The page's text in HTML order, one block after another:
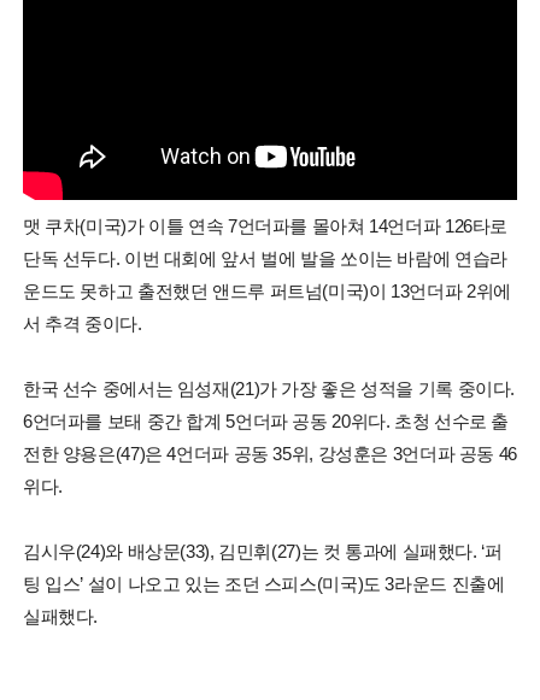
맷 쿠차(미국)가 이틀 연속 7언더파를 몰아쳐 14언더파 126타로
단독 선두다. 이번 대회에 앞서 벌에 발을 쏘이는 바람에 연습라
운드도 못하고 출전했던 앤드루 퍼트넘(미국)이 13언더파 2위에
서 추격 중이다.
한국 선수 중에서는 임성재(21)가 가장 좋은 성적을 기록 중이다.
6언더파를 보태 중간 합계 5언더파 공동 20위다. 초청 선수로 출
전한 양용은(47)은 4언더파 공동 35위, 강성훈은 3언더파 공동 46
위다.
김시우(24)와 배상문(33), 김민휘(27)는 컷 통과에 실패했다. ‘퍼
팅 입스’ 설이 나오고 있는 조던 스피스(미국)도 3라운드 진출에
실패했다.